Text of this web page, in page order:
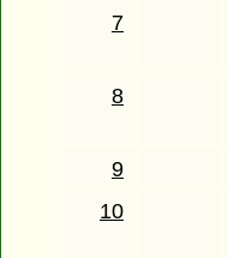
7
8
9
10